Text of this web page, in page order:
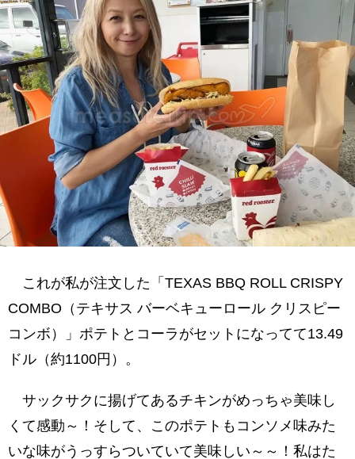
これが私が注文した「TEXAS BBQ ROLL CRISPY
COMBO（テキサス バーベキューロール クリスピー
コンボ）」ポテトとコーラがセットになってて13.49
ドル（約1100円）。
サックサクに揚げてあるチキンがめっちゃ美味し
くて感動～！そして、このポテトもコンソメ味みた
いな味がうっすらついていて美味しい～～！私はた